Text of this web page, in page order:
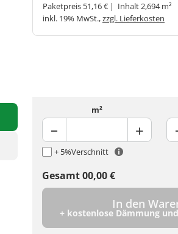
Paketpreis 51,16 € | Inhalt 2,694 m²
inkl. 19% MwSt.,zzgl. Lieferkosten
m²
+ 5%Verschnitt
Gesamt00,00€
In den
+ kostenlose Dämmung